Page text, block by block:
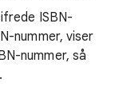
ISBN-
nummer, viser
nummer, så